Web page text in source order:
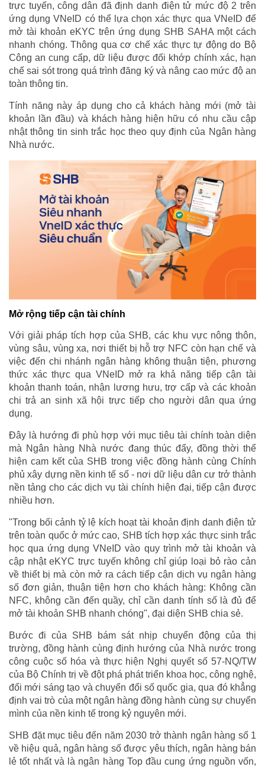
trực tuyến, công dân đã định danh điện tử mức độ 2 trên
ứng dụng VNeID có thể lựa chọn xác thực qua VNeID để
mở tài khoản eKYC trên ứng dụng SHB SAHA một cách
nhanh chóng. Thông qua cơ chế xác thực tự động do Bộ
Công an cung cấp, dữ liệu được đối khớp chính xác, hạn
chế sai sót trong quá trình đăng ký và nâng cao mức độ an
toàn thông tin.
Tính năng này áp dụng cho cả khách hàng mới (mở tài
khoản lần đầu) và khách hàng hiện hữu có nhu cầu cập
nhật thông tin sinh trắc học theo quy định của Ngân hàng
Nhà nước.
Mở rộng tiếp cận tài chính
Với giải pháp tích hợp của SHB, các khu vực nông thôn,
vùng sâu, vùng xa, nơi thiết bị hỗ trợ NFC còn hạn chế và
việc đến chi nhánh ngân hàng không thuận tiện, phương
thức xác thực qua VNeID mở ra khả năng tiếp cận tài
khoản thanh toán, nhận lương hưu, trợ cấp và các khoản
chi trả an sinh xã hội trực tiếp cho người dân qua ứng
dụng.
Đây là hướng đi phù hợp với mục tiêu tài chính toàn diện
mà Ngân hàng Nhà nước đang thúc đẩy, đồng thời thể
hiện cam kết của SHB trong việc đồng hành cùng Chính
phủ xây dựng nền kinh tế số - nơi dữ liệu dân cư trở thành
nền tảng cho các dịch vụ tài chính hiện đại, tiếp cận được
nhiều hơn.
"Trong bối cảnh tỷ lệ kích hoạt tài khoản định danh điện tử
trên toàn quốc ở mức cao, SHB tích hợp xác thực sinh trắc
học qua ứng dụng VNeID vào quy trình mở tài khoản và
cập nhật eKYC trực tuyến không chỉ giúp loại bỏ rào cản
về thiết bị mà còn mở ra cách tiếp cận dịch vụ ngân hàng
số đơn giản, thuận tiện hơn cho khách hàng: Không cần
NFC, không cần đến quầy, chỉ cần danh tính số là đủ để
mở tài khoản SHB nhanh chóng", đại diện SHB chia sẻ.
Bước đi của SHB bám sát nhịp chuyển động của thị
trường, đồng hành cùng định hướng của Nhà nước trong
công cuộc số hóa và thực hiện Nghị quyết số 57-NQ/TW
của Bộ Chính trị về đột phá phát triển khoa học, công nghệ,
đổi mới sáng tạo và chuyển đổi số quốc gia, qua đó khẳng
định vai trò của một ngân hàng đồng hành cùng sự chuyển
mình của nền kinh tế trong kỷ nguyên mới.
SHB đặt mục tiêu đến năm 2030 trở thành ngân hàng số 1
về hiệu quả, ngân hàng số được yêu thích, ngân hàng bán
lẻ tốt nhất và là ngân hàng Top đầu cung ứng nguồn vốn,